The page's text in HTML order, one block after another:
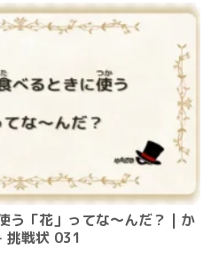
う「花」ってな～んだ？ | か
挑戦状 031